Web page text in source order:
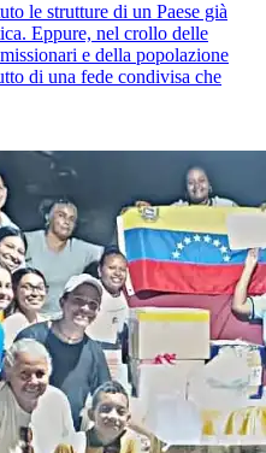
le strutture di un Paese già
Eppure, nel crollo delle
e della popolazione
di una fede condivisa che